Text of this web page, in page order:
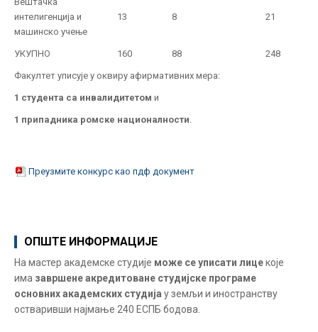
интелигенција и
машинско учење
13 8 21
УКУПНО 160 88 248
Факултет уписује у оквиру афирмативних мера:
1 студента са инвалидитетом и
1 припадника ромске националности.
Преузмите конкурс као пдф документ
ОПШТЕ ИНФОРМАЦИЈЕ
На мастер академске студије може се уписати лицекоје
има завршене акредитоване студијске програме
основних академских студија у земљи и иностранству
остваривши најмање 240 ЕСПБ бодова.